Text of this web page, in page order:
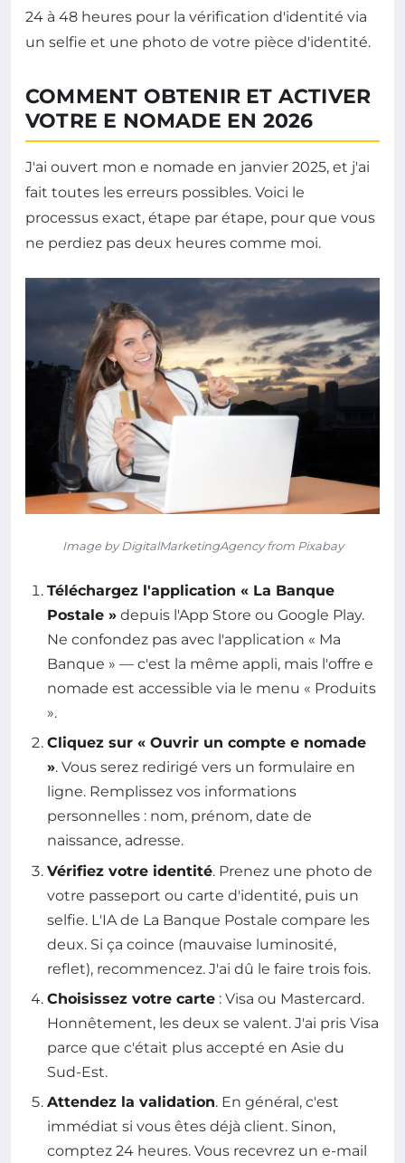
24 à 48 heures pour la vérification d'identité via
un selfie et une photo de votre pièce d'identité.
COMMENT OBTENIR ET ACTIVER
VOTRE E NOMADE EN 2026
J'ai ouvert mon e nomade en janvier 2025, et j'ai
fait toutes les erreurs possibles. Voici le
processus exact, étape par étape, pour que vous
ne perdiez pas deux heures comme moi.
Image by DigitalMarketingAgency from Pixabay
Téléchargez l'application « La Banque
Postale » depuis l'App Store ou Google Play.
Ne confondez pas avec l'application « Ma
Banque » — c'est la même appli, mais l'offre e
nomade est accessible via le menu « Produits
».
Cliquez sur « Ouvrir un compte e nomade
». Vous serez redirigé vers un formulaire en
ligne. Remplissez vos informations
personnelles : nom, prénom, date de
naissance, adresse.
Vérifiez votre identité. Prenez une photo de
votre passeport ou carte d'identité, puis un
selfie. L'IA de La Banque Postale compare les
deux. Si ça coince (mauvaise luminosité,
reflet), recommencez. J'ai dû le faire trois fois.
Choisissez votre carte : Visa ou Mastercard.
Honnêtement, les deux se valent. J'ai pris Visa
parce que c'était plus accepté en Asie du
Sud-Est.
Attendez la validation. En général, c'est
immédiat si vous êtes déjà client. Sinon,
comptez 24 heures. Vous recevrez un e-mail